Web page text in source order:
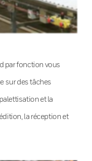
par fonction vous
sur des tâches
et la
la réception et